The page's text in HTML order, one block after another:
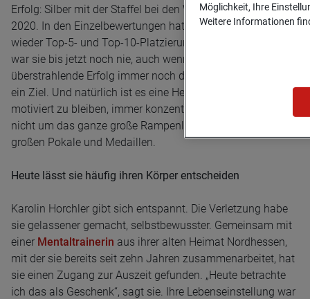
Erfolg: Silber mit der Staffel bei den Weltmeisterschaften
2020. In den Einzelbewertungen hatte sie immer mal
wieder Top-5- und Top-10-Platzierungen. Ganz vorne dabei
war sie bis jetzt noch nie, auch wenn der große, alles
überstrahlende Erfolg immer noch drin ist. Natürlich ist das
ein Ziel. Und natürlich ist es eine Herausforderung, immer
motiviert zu bleiben, immer konzentriert, gerade wenn es
nicht um das ganze große Rampenlicht geht, um die
großen Pokale und Medaillen.
Heute lässt sie häufig ihren Körper entscheiden
Karolin Horchler gibt sich entspannt. Die Verletzung habe
sie gelassener gemacht, selbstbewusster. Gemeinsam mit
einer Mentaltrainerin aus ihrer alten Heimat Nordhessen,
mit der sie bereits seit zehn Jahren zusammenarbeitet, hat
sie einen Zugang zur Auszeit gefunden. „Heute betrachte
ich das als Geschenk“, sagt sie. Ihre Lebenseinstellung war
Möglichkeit, Ihre
Weitere Informationen